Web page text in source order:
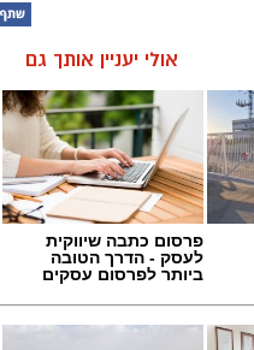
אולי יעניין אותך גם
פרסום כתבה שיווקית
לעסק - הדרך הטובה
ביותר לפרסום עסקים